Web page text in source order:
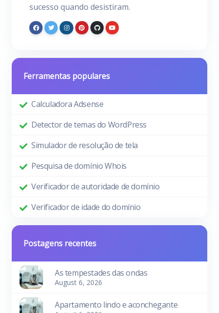
sucesso quando desistiram.
Ferramentas populares
Calculadora Adsense
Detector de temas do WordPress
Simulador de resolução de tela
Pesquisa de domínio Whois
Verificador de autoridade de domínio
Verificador de idade do domínio
Postagens recentes
As tempestades das ondas
August 6, 2026
Apartamento lindo e aconchegante